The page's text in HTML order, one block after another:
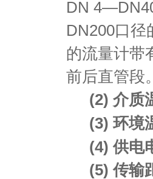
DN
DN200口
的流量计带
前后直管段
(2) 介质
(3) 环境
(4) 供电
(5) 传输